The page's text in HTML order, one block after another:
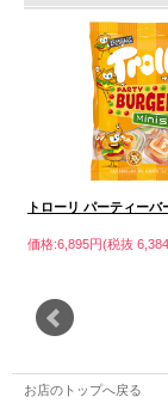
トローリ パーティー
価格:6,895円(税抜
お店のトップへ戻る